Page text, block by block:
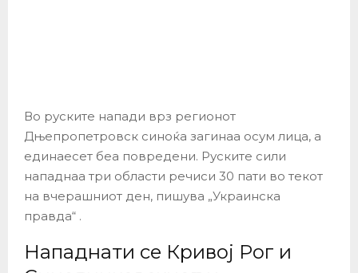
Во руските напади врз регионот
Дњепропетровск синоќа загинаа осум лица, а
единаесет беа повредени. Руските сили
нападнаа три области речиси 30 пати во текот
на вчерашниот ден, пишува „Украинска
правда“ .
Нападнати се Кривој Рог и